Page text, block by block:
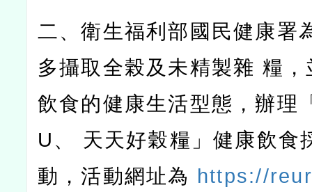
二、衛生福利部國民健康署
多攝取全榖及未精製雜 糧
飲食的健康生活型態，辦理
U、 天天好穀糧」健康飲食
動，活動網址為 https://